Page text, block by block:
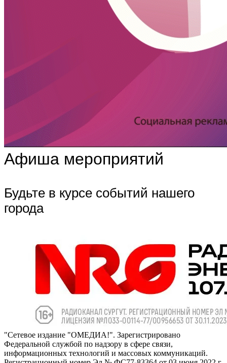
Афиша мероприятий
Будьте в курсе событий нашего
города
"Сетевое издание "ОМЕДИА!". Зарегистрировано
Федеральной службой по надзору в сфере связи,
информационных технологий и массовых коммуникаций.